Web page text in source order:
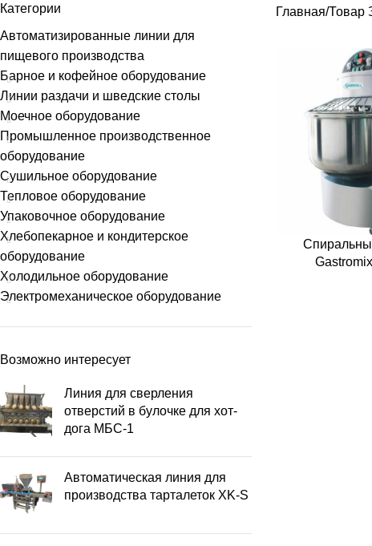
Категории
Автоматизированные линии для
пищевого производства
Барное и кофейное оборудование
Линии раздачи и шведские столы
Моечное оборудование
Промышленное производственное
оборудование
Сушильное оборудование
Тепловое оборудование
Упаковочное оборудование
Хлебопекарное и кондитерское
оборудование
Холодильное оборудование
Электромеханическое оборудование
Возможно интересует
Линия для сверления
отверстий в булочке для хот-
дога МБС-1
Автоматическая линия для
производства тарталеток XK-S
Главная Товар